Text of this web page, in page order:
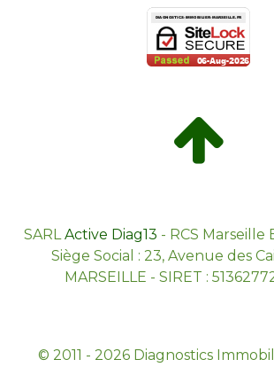
SARLActive Diag13 - RCS Marseille
Siège Social : 23, Avenue des
MARSEILLE - SIRET :
© 2011 - 2026 Diagnostics